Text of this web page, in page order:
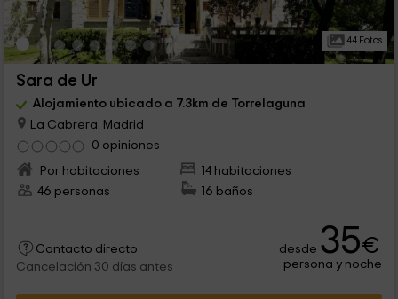
44 Fotos
Sara de Ur
Alojamiento ubicado a 7.3km de Torrelaguna
La Cabrera, Madrid
0 opiniones
Por habitaciones
14 habitaciones
46 personas
16 baños
Contacto directo
Cancelación 30 días antes
desde 35€
persona y noche